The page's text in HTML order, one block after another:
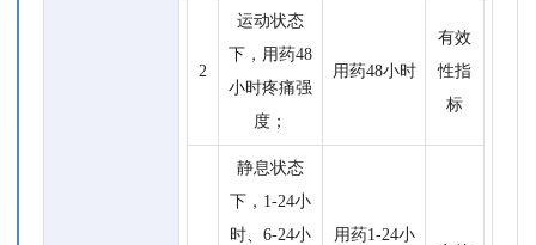
2
运动状态
下，用药48
小时疼痛强
度；
用药48小时
有效
性指
标
静息状态
下，1-24小
时、6-24小
用药1-24小